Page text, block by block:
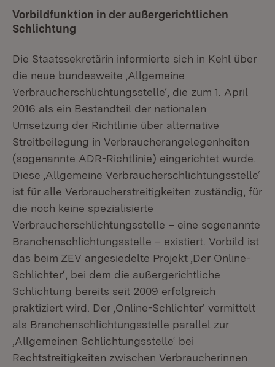
Vorbildfunktion in der außergerichtlichen
Schlichtung
Die Staatssekretärin informierte sich in Kehl über
die neue bundesweite ‚Allgemeine
Verbraucherschlichtungsstelle‘, die zum 1. April
2016 als ein Bestandteil der nationalen
Umsetzung der Richtlinie über alternative
Streitbeilegung in Verbraucherangelegenheiten
(sogenannte ADR-Richtlinie) eingerichtet wurde.
Diese ‚Allgemeine Verbraucherschlichtungsstelle‘
ist für alle Verbraucherstreitigkeiten zuständig, für
die noch keine spezialisierte
Verbraucherschlichtungsstelle – eine sogenannte
Branchenschlichtungsstelle – existiert. Vorbild ist
das beim ZEV angesiedelte Projekt ‚Der Online-
Schlichter‘, bei dem die außergerichtliche
Schlichtung bereits seit 2009 erfolgreich
praktiziert wird. Der ‚Online-Schlichter‘ vermittelt
als Branchenschlichtungsstelle parallel zur
‚Allgemeinen Schlichtungsstelle‘ bei
Rechtstreitigkeiten zwischen Verbraucherinnen